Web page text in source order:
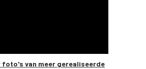
foto's van meer gerealiseerde